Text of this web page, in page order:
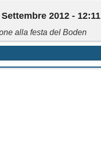
Settembre 2012 - 12:11
alla festa del Boden